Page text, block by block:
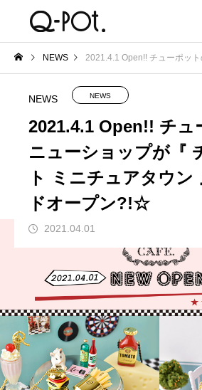
NEWS 2021.4.1 Open!! チューポットのニューショップが『 チューポ
NEWS NEWS
2021.4.1 Open!! チュ
ニューショップが『
ト ミニチュアタウン
ドオープン?!☆
2021.04.01